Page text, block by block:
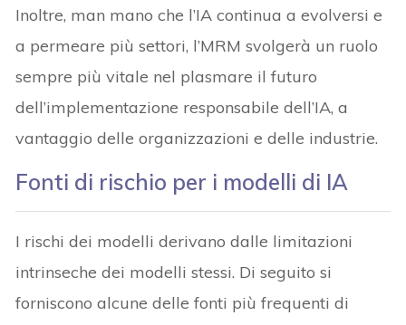
Inoltre, man mano che l’IA continua a evolversi e
a permeare più settori, l’MRM svolgerà un ruolo
sempre più vitale nel plasmare il futuro
dell’implementazione responsabile dell’IA, a
vantaggio delle organizzazioni e delle industrie.
Fonti di rischio per i modelli di IA
I rischi dei modelli derivano dalle limitazioni
intrinseche dei modelli stessi. Di seguito si
forniscono alcune delle fonti più frequenti di